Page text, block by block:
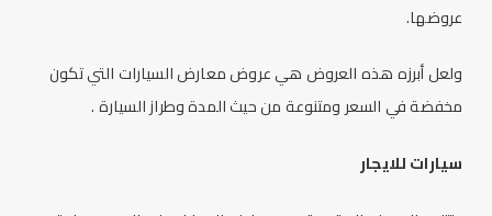
عروضها.
ولعل أبرزه هذه العروض هي عروضمعارض السيارات التي تكون
مخفضة في السعر ومتنوعة من حيث المدة وطراز السيارة .
سيارات للايجار